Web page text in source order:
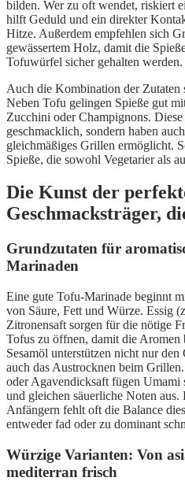
bilden. Wer zu oft wendet, riskiert
hilft Geduld und ein direkter
Hitze. Außerdem empfehlen sich
gewässertem Holz, damit die
Tofuwürfel sicher gehalten werden.
Auch die Kombination der Zutaten
Neben Tofu gelingen Spieße gut
Zucchini oder Champignons.
geschmacklich, sondern haben
gleichmäßiges Grillen ermöglicht.
Spieße, die sowohl Vegetarier als
Die Kunst der
Geschmacksträger,
Grundzutaten für
Marinaden
Eine gute Tofu-Marinade beginnt
von Säure, Fett und Würze. Essig
Zitronensaft sorgen für die nötige
Tofus zu öffnen, damit die Aromen
Sesamöl unterstützen nicht nur
auch das Austrocknen beim
oder Agavendicksaft fügen Umami
und gleichen säuerliche Noten
Anfängern fehlt oft die Balance
entweder fad oder zu dominant
Würzige Varianten: Von
mediterran frisch